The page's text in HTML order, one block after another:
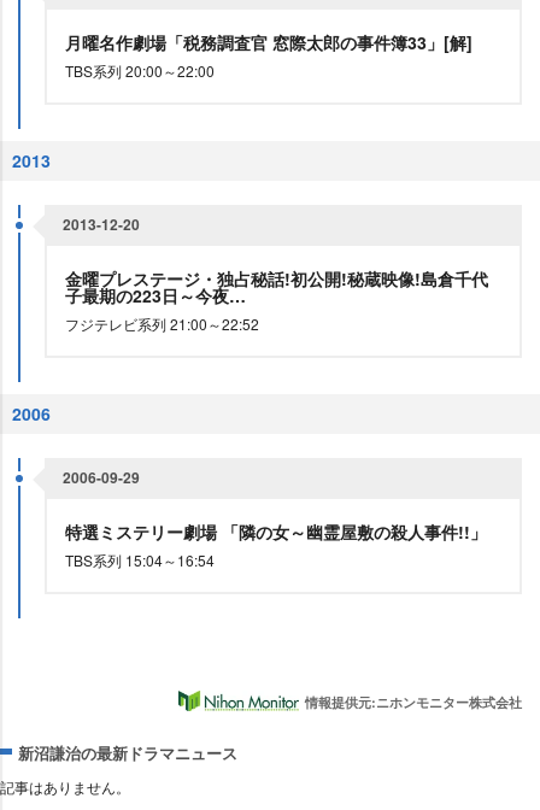
月曜名作劇場「税務調査官 窓際太郎の事件簿33」[解]
TBS系列 20:00～22:00
2013
2013-12-20
金曜プレステージ・独占秘話!初公開!秘蔵映像!島倉千代
子最期の223日～今夜…
フジテレビ系列 21:00～22:52
2006
2006-09-29
特選ミステリー劇場 「隣の女～幽霊屋敷の殺人事件!!」
TBS系列 15:04～16:54
情報提供元:ニホンモニター株式会社
新沼謙治の最新ドラマニュース
記事はありません。